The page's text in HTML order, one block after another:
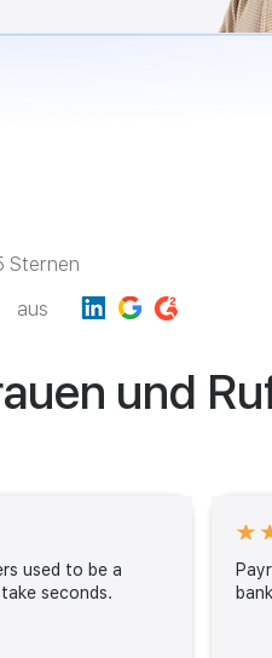
Sternen
aus
und
used to be a
seconds.